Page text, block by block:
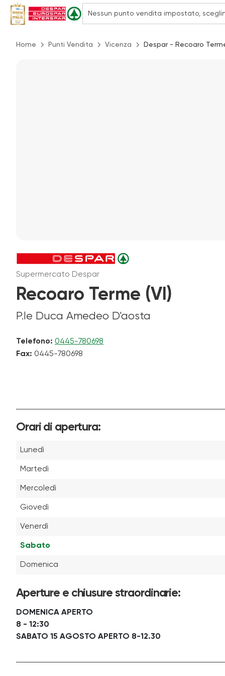
Home Punti Vendita Vicenza Despar - Recoaro
Supermercato Despar
Recoaro Terme (VI)
P.le Duca Amedeo D'aosta
Telefono: 0445-780698
Fax: 0445-780698
Orari di apertura:
Lunedì
Martedì
Mercoledì
Giovedì
Venerdì
Sabato
Domenica
Aperture e chiusure straordinarie:
DOMENICA APERTO
8 - 12:30
SABATO 15 AGOSTO APERTO 8-12.30